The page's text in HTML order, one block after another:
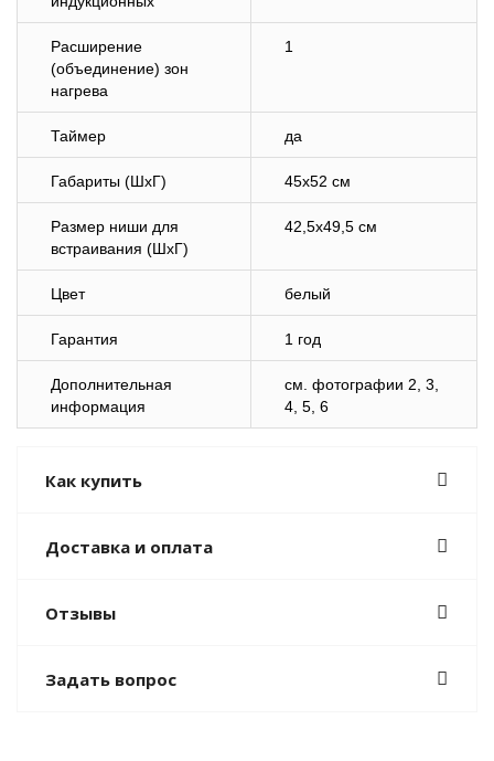
Расширение
(объединение) зон
нагрева
1
Таймер да
Габариты (ШхГ) 45х52 см
Размер ниши для
встраивания (ШхГ)
42,5х49,5 см
Цвет белый
Гарантия 1 год
Дополнительная
информация
cм. фотографии 2, 3,
4, 5, 6
Как купить
Доставка и оплата
Отзывы
Задать вопрос